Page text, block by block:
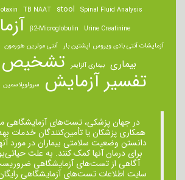
Spinal Fluid Analysis
stool
TB NAAT
Urine Creatinine
β2-Microglobulin
آزمایشات آنتی بادی ویروس اپشتین بار آنتی مولرین هورمون
بیماری بیماری آلزایمر تشخیص
تفسیر آزمایش سرولوپلاسمین
در جهان پزشکی، تست‌های آزمایشگاهی
همکاری پزشکان یا تأمین‌کنندگان خدمات
دانستن وضعیت سلامتی بیماران در مورد
برای درمان ‌آنها کمک کنند. به علت
آگاهی از تست‌های آزمایشگاهی
سایت اطلاعات تست‌های آزمایشگاهی